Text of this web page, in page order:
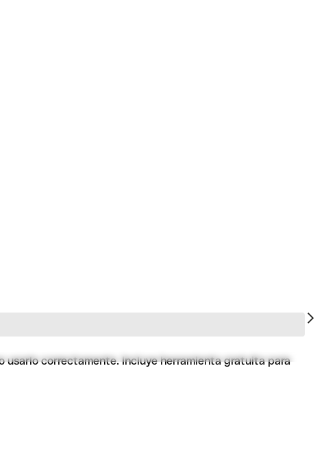
usarlo correctamente. Incluye herramienta gratuita para